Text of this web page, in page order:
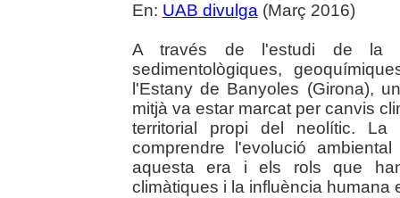
En: UAB divulga(Març 2016)
A través de l'estudi de la
sedimentològiques,
l'Estany de Banyoles (Girona),
mitjà va estar marcat per canvis
territorial propi del neolític.
comprendre l'evolució
aquesta era i els rols que
climàtiques i la influència humana